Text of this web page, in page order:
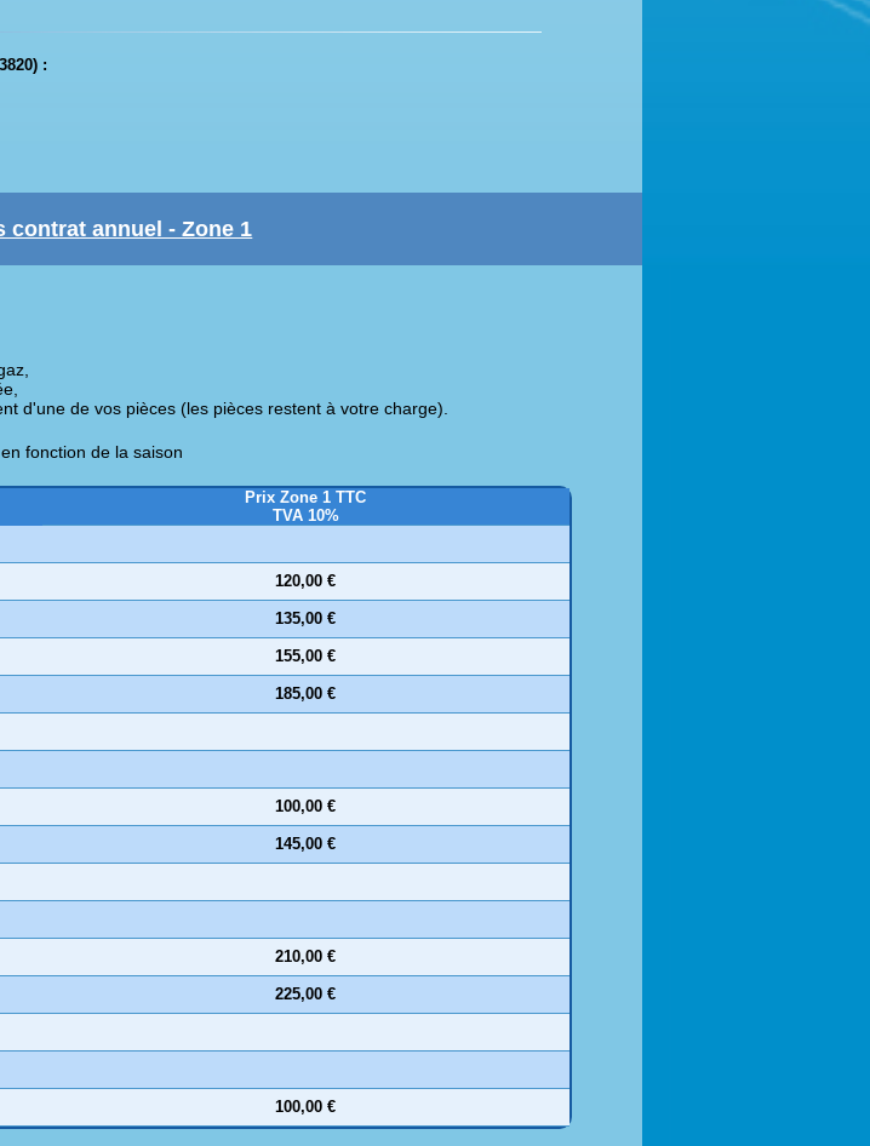
:
contrat annuel - Zone 1
d'une de vos pièces (les pièces restent à votre charge).
fonction de la saison
Prix Zone 1 TTC
TVA 10%
120,00 €
135,00 €
155,00 €
185,00 €
100,00 €
145,00 €
210,00 €
225,00 €
100,00 €